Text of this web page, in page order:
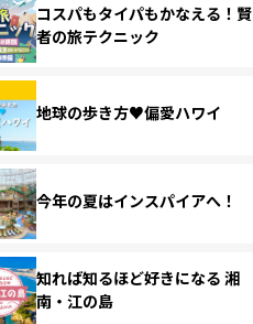
コスパもタイパもかなえる！賢
者の旅テクニック
地球の歩き方♥偏愛ハワイ
今年の夏はインスパイアへ！
知れば知るほど好きになる 湘
南・江の島